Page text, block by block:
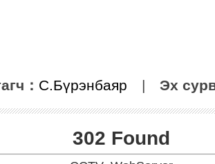
： С.Бүрэнбаяр | Эх
302 Found